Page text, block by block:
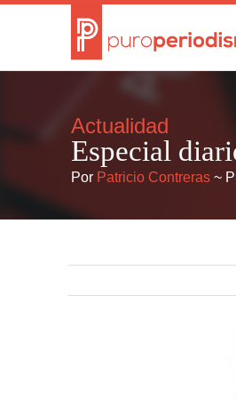
Actualidad
Especial
Por Patricio Contreras ~